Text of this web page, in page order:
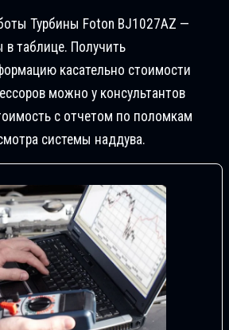
Турбины Foton BJ1027AZ —
в таблице. Получить
касательно стоимости
можно у консультантов
с отчетом по поломкам
системы наддува.